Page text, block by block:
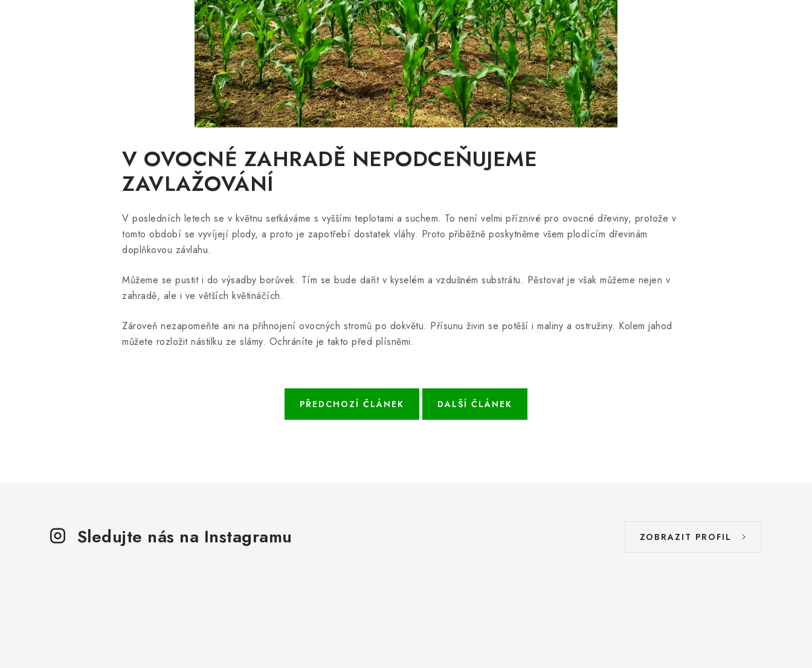
V OVOCNÉ ZAHRADĚ NEPODCEŇUJEME
ZAVLAŽOVÁNÍ
V posledních letech se v květnu setkáváme s vyššími teplotami a suchem. To není velmi příznivé pro ovocné dřeviny, protože v
tomto období se vyvíjejí plody, a proto je zapotřebí dostatek vláhy. Proto přiběžně poskytněme všem plodícím dřevinám
doplňkovou závlahu.
Můžeme se pustit i do výsadby borůvek. Tím se bude dařit v kyselém a vzdušném substrátu. Pěstovat je však můžeme nejen v
zahradě, ale i ve větších květináčích.
Zároveň nezapomeňte ani na přihnojení ovocných stromů po dokvětu. Přísunu živin se potěší i maliny a ostružiny. Kolem jahod
můžete rozložit nástilku ze slámy. Ochráníte je takto před plísněmi.
PŘEDCHOZÍ ČLÁNEK DALŠÍ ČLÁNEK
Sledujte nás na Instagramu ZOBRAZIT PROFIL